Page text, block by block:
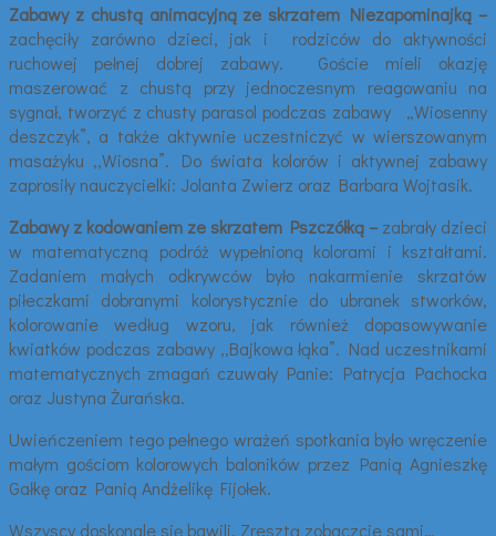
Zabawy z chustą animacyjną ze skrzatem Niezapominajką –
zachęciły zarówno dzieci, jak i rodziców do aktywności
ruchowej pełnej dobrej zabawy. Goście mieli okazję
maszerować z chustą przy jednoczesnym reagowaniu na
sygnał, tworzyć z chusty parasol podczas zabawy „Wiosenny
deszczyk”, a także aktywnie uczestniczyć w wierszowanym
masażyku ,,Wiosna”. Do świata kolorów i aktywnej zabawy
zaprosiły nauczycielki: Jolanta Zwierz oraz Barbara Wojtasik.
Zabawyz kodowaniem ze skrzatem Pszczółką –zabrały dzieci
w matematyczną podróż wypełnioną kolorami i kształtami.
Zadaniem małych odkrywców było nakarmienie skrzatów
piłeczkami dobranymi kolorystycznie do ubranek stworków,
kolorowanie według wzoru, jak również dopasowywanie
kwiatków podczas zabawy ,,Bajkowa łąka”. Nad uczestnikami
matematycznych zmagań czuwały Panie: Patrycja Pachocka
oraz Justyna Żurańska.
Uwieńczeniem tego pełnego wrażeń spotkania było wręczenie
małym gościom kolorowych baloników przez Panią Agnieszkę
Gałkę oraz Panią Andżelikę Fijołek.
Wszyscy doskonale się bawili. Zresztą zobaczcie sami…